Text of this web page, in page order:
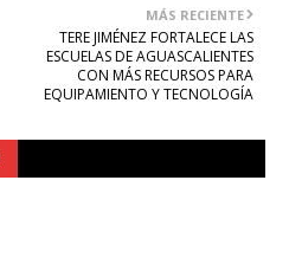
MÁS RECIENTE
TERE JIMÉNEZ FORTALECE LAS
ESCUELAS DE AGUASCALIENTES
CON MÁS RECURSOS PARA
EQUIPAMIENTO Y TECNOLOGÍA